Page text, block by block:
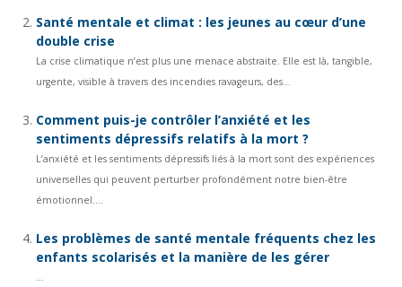
Santé mentale et climat : les jeunes au cœur d’une
double crise
La crise climatique n’est plus une menace abstraite. Elle est là, tangible,
urgente, visible à travers des incendies ravageurs, des...
Comment puis-je contrôler l’anxiété et les
sentiments dépressifs relatifs à la mort ?
L’anxiété et les sentiments dépressifs liés à la mort sont des expériences
universelles qui peuvent perturber profondément notre bien-être
émotionnel....
Les problèmes de santé mentale fréquents chez les
enfants scolarisés et la manière de les gérer
...